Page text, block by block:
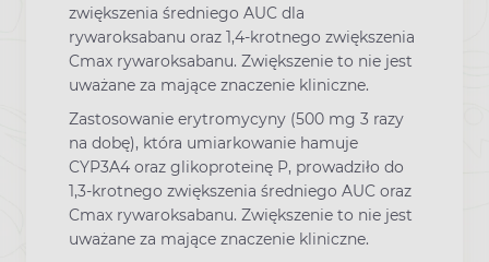
zwiększenia średniego AUC dla
rywaroksabanu oraz 1,4-krotnego zwiększenia
Cmax rywaroksabanu. Zwiększenie to nie jest
uważane za mające znaczenie kliniczne.
Zastosowanie erytromycyny (500 mg 3 razy
na dobę), która umiarkowanie hamuje
CYP3A4 oraz glikoproteinę P, prowadziło do
1,3-krotnego zwiększenia średniego AUC oraz
Cmax rywaroksabanu. Zwiększenie to nie jest
uważane za mające znaczenie kliniczne.